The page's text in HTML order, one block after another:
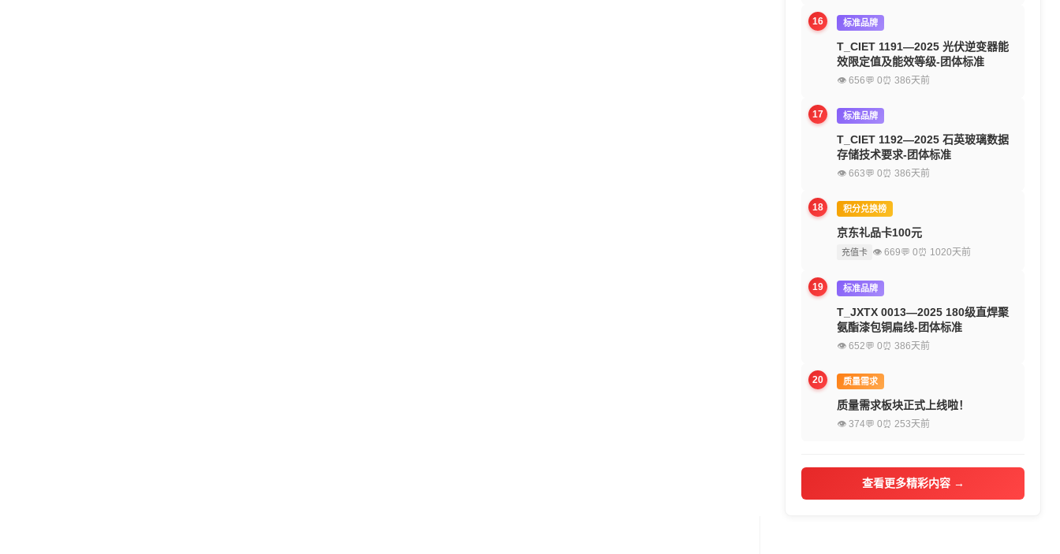
16 标准品牌
T_CIET 1191—2025 光伏逆变器能
效限定值及能效等级-团体标准
👁 656💬 0⏰ 386天前
17 标准品牌
T_CIET 1192—2025 石英玻璃数据
存储技术要求-团体标准
👁 663💬 0⏰ 386天前
18 积分兑换榜
京东礼品卡100元
充值卡 👁 669💬 0⏰ 1020天前
19 标准品牌
T_JXTX 0013—2025 180级直焊聚
氨酯漆包铜扁线-团体标准
👁 652💬 0⏰ 386天前
20 质量需求
质量需求板块正式上线啦！
👁 374💬 0⏰ 253天前
查看更多精彩内容 →